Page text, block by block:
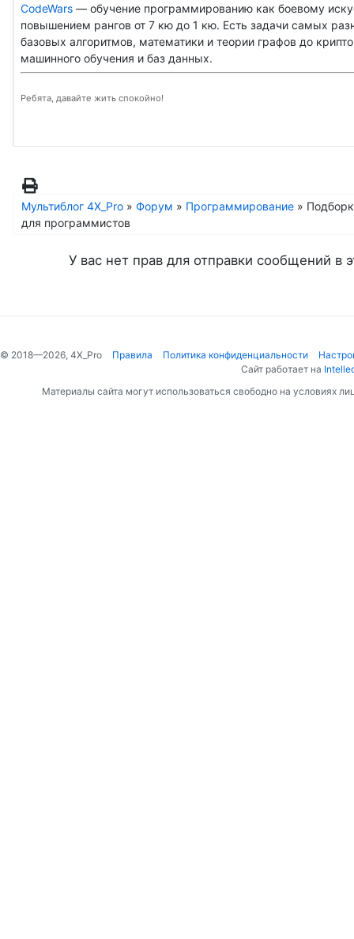
CodeWars — обучение программированию как боевому
повышением рангов от 7 кю до 1 кю. Есть задачи самых
базовых алгоритмов, математики и теории графов до
машинного обучения и баз данных.
Ребята, давайте жить спокойно!
Мультиблог 4X_Pro » Форум » Программирование »
для программистов
У вас нет прав для отправки сообщений в
© 2018—2026, 4X_Pro Правила Политика конфиденциальности
Сайт работает на
Материалы сайта могут использоваться свободно на условиях